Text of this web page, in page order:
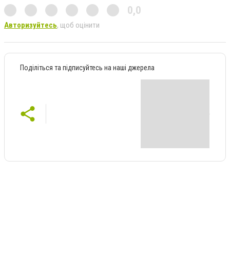
0,0
Авторизуйтесь, щоб оцінити
Поділіться та підписуйтесь на наші джерела